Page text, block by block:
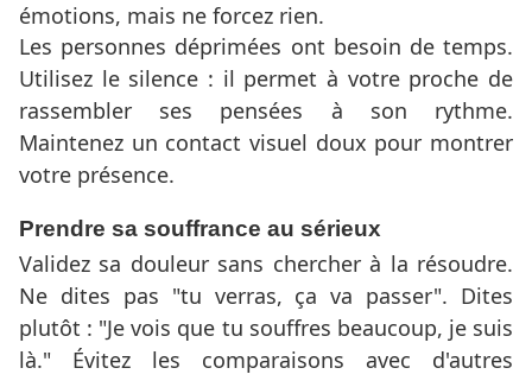
émotions, mais ne forcez rien.
Les personnes déprimées ont besoin de temps.
Utilisez le silence : il permet à votre proche de
rassembler ses pensées à son rythme.
Maintenez un contact visuel doux pour montrer
votre présence.
Prendre sa souffrance au sérieux
Validez sa douleur sans chercher à la résoudre.
Ne dites pas "tu verras, ça va passer". Dites
plutôt : "Je vois que tu souffres beaucoup, je suis
là." Évitez les comparaisons avec d'autres